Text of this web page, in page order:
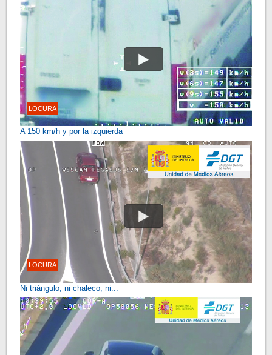
LOCURA
A 150 km/h y por la izquierda
LOCURA
Ni triángulo, ni chaleco, ni...